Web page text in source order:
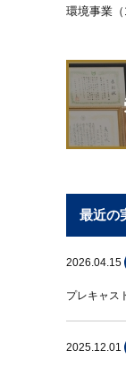
環境事業（
最近の
2026.04.15
プレキャス
2025.12.01